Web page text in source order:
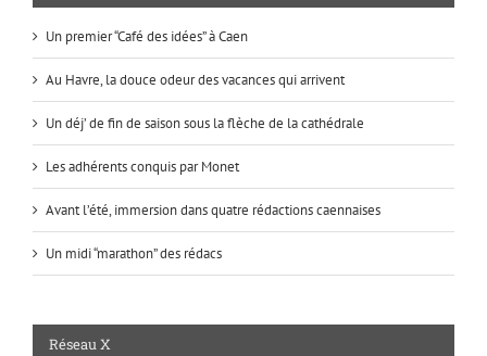
Un premier “Café des idées” à Caen
Au Havre, la douce odeur des vacances qui arrivent
Un déj’ de fin de saison sous la flèche de la cathédrale
Les adhérents conquis par Monet
Avant l’été, immersion dans quatre rédactions caennaises
Un midi “marathon” des rédacs
Réseau X